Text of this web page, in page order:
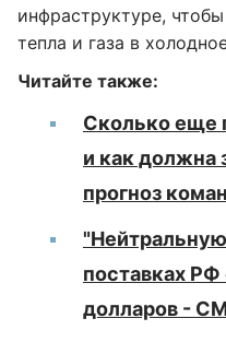
инфраструктуре,
тепла и газа в
Читайте также:
Сколько еще
и как должна
прогноз
поставках
долларов -